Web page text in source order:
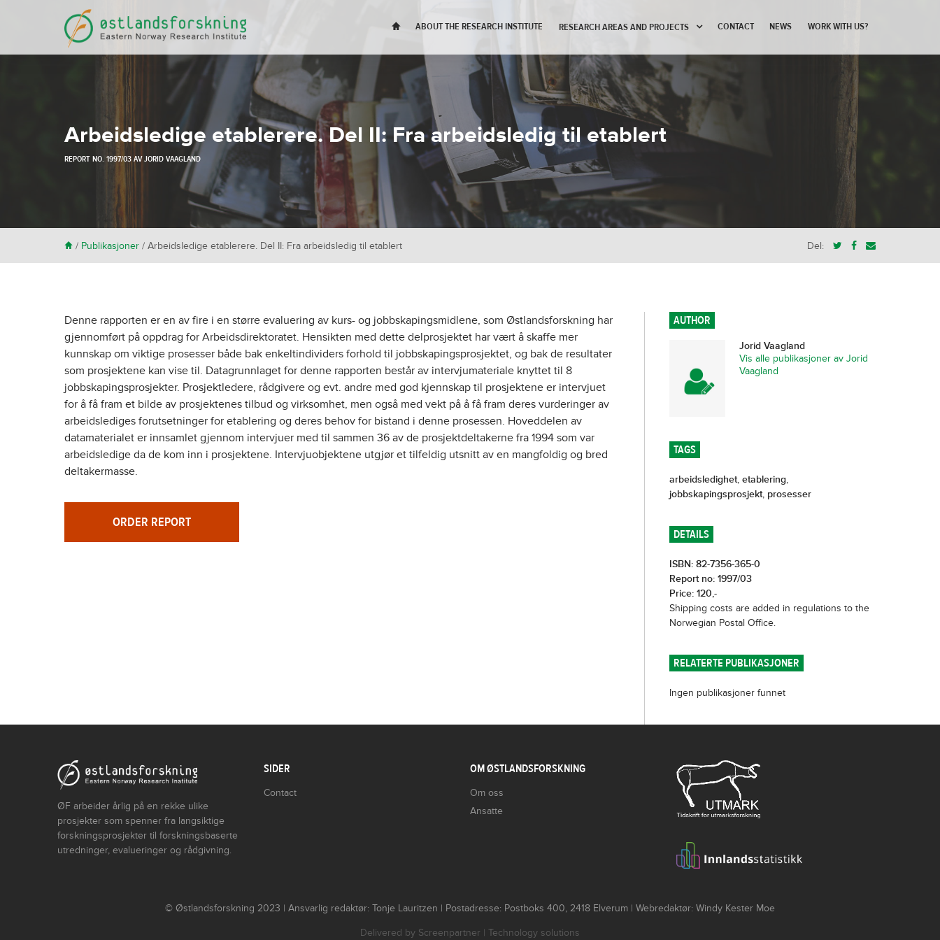
H ABOUT THE RESEARCH INSTITUTE RESEARCH AREAS AND PROJECTS CONTACT NEWS WORK WITH US?
Arbeidsledige etablerere. Del II: Fra arbeidsledig til etablert
REPORT NO. 1997/03 AVJORID VAAGLAND
H / Publikasjoner / Arbeidsledige etablerere. Del II: Fra arbeidsledig til etablert Del:
Denne rapporten er en av fire i en større evaluering av kurs- og jobbskapingsmidlene, som Østlandsforskning har
gjennomført på oppdrag for Arbeidsdirektoratet. Hensikten med dette delprosjektet har vært å skaffe mer
kunnskap om viktige prosesser både bak enkeltindividers forhold til jobbskapingsprosjektet, og bak de resultater
som prosjektene kan vise til. Datagrunnlaget for denne rapporten består av intervjumateriale knyttet til 8
jobbskapingsprosjekter. Prosjektledere, rådgivere og evt. andre med god kjennskap til prosjektene er intervjuet
for å få fram et bilde av prosjektenes tilbud og virksomhet, men også med vekt på å få fram deres vurderinger av
arbeidslediges forutsetninger for etablering og deres behov for bistand i denne prosessen. Hoveddelen av
datamaterialet er innsamlet gjennom intervjuer med til sammen 36 av de prosjektdeltakerne fra 1994 som var
arbeidsledige da de kom inn i prosjektene. Intervjuobjektene utgjør et tilfeldig utsnitt av en mangfoldig og bred
deltakermasse.
ORDER REPORT
AUTHOR
Jorid Vaagland
Vis alle publikasjoner av Jorid
Vaagland
TAGS
arbeidsledighet, etablering,
jobbskapingsprosjekt, prosesser
DETAILS
ISBN: 82-7356-365-0
Report no: 1997/03
Price: 120,-
Shipping costs are added in regulations to the
Norwegian Postal Office.
RELATERTE PUBLIKASJONER
Ingen publikasjoner funnet
ØF arbeider årlig på en rekke ulike
prosjekter som spenner fra langsiktige
forskningsprosjekter til forskningsbaserte
utredninger, evalueringer og rådgivning.
SIDER
Contact
OM ØSTLANDSFORSKNING
Om oss
Ansatte
© Østlandsforskning 2023 | Ansvarlig redaktør: Tonje Lauritzen | Postadresse: Postboks 400, 2418 Elverum | Webredaktør: Windy Kester Moe
Delivered by Screenpartner | Technology solutions